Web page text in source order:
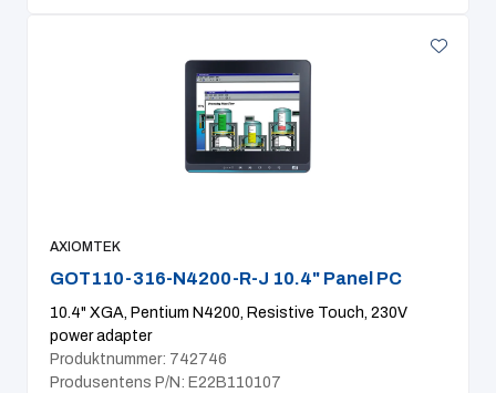
AXIOMTEK
GOT110-316-N4200-R-J 10.4" Panel PC
10.4" XGA, Pentium N4200, Resistive Touch, 230V
power adapter
Produktnummer: 742746
Produsentens P/N: E22B110107